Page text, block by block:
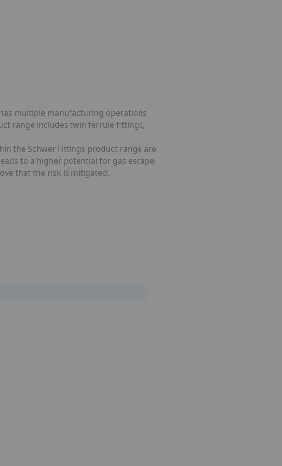
multiple manufacturing operations
range includes twin ferrule fittings,
the Schwer Fittings product range are
to a higher potential for gas escape,
that the risk is mitigated.